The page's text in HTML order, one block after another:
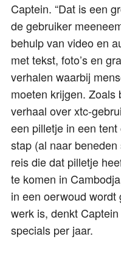
Captein. “Dat is een
de gebruiker
behulp van video en
met tekst, foto’s en
verhalen waarbij
moeten krijgen. Zoals
verhaal over xtc-
een pilletje in een
stap (al naar
reis die dat pilletje
te komen in
in een oerwoud wordt
werk is, denkt
specials per jaar.